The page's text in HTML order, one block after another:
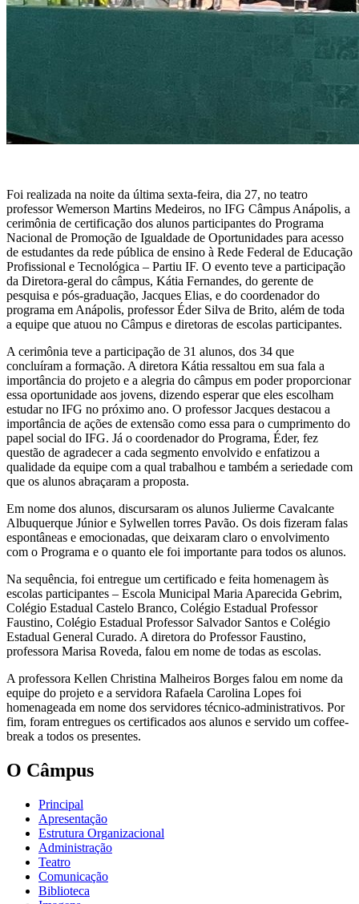
Foi realizada na noite da última sexta-feira, dia 27, no teatro
professor Wemerson Martins Medeiros, no IFG Câmpus Anápolis, a
cerimônia de certificação dos alunos participantes do Programa
Nacional de Promoção de Igualdade de Oportunidades para acesso
de estudantes da rede pública de ensino à Rede Federal de Educação
Profissional e Tecnológica – Partiu IF. O evento teve a participação
da Diretora-geral do câmpus, Kátia Fernandes, do gerente de
pesquisa e pós-graduação, Jacques Elias, e do coordenador do
programa em Anápolis, professor Éder Silva de Brito, além de toda
a equipe que atuou no Câmpus e diretoras de escolas participantes.
A cerimônia teve a participação de 31 alunos, dos 34 que
concluíram a formação. A diretora Kátia ressaltou em sua fala a
importância do projeto e a alegria do câmpus em poder proporcionar
essa oportunidade aos jovens, dizendo esperar que eles escolham
estudar no IFG no próximo ano. O professor Jacques destacou a
importância de ações de extensão como essa para o cumprimento do
papel social do IFG. Já o coordenador do Programa, Éder, fez
questão de agradecer a cada segmento envolvido e enfatizou a
qualidade da equipe com a qual trabalhou e também a seriedade com
que os alunos abraçaram a proposta.
Em nome dos alunos, discursaram os alunos Julierme Cavalcante
Albuquerque Júnior e Sylwellen torres Pavão. Os dois fizeram falas
espontâneas e emocionadas, que deixaram claro o envolvimento
com o Programa e o quanto ele foi importante para todos os alunos.
Na sequência, foi entregue um certificado e feita homenagem às
escolas participantes – Escola Municipal Maria Aparecida Gebrim,
Colégio Estadual Castelo Branco, Colégio Estadual Professor
Faustino, Colégio Estadual Professor Salvador Santos e Colégio
Estadual General Curado. A diretora do Professor Faustino,
professora Marisa Roveda, falou em nome de todas as escolas.
A professora Kellen Christina Malheiros Borges falou em nome da
equipe do projeto e a servidora Rafaela Carolina Lopes foi
homenageada em nome dos servidores técnico-administrativos. Por
fim, foram entregues os certificados aos alunos e servido um coffee-
break a todos os presentes.
O Câmpus
Principal
Apresentação
Estrutura Organizacional
Administração
Teatro
Comunicação
Biblioteca